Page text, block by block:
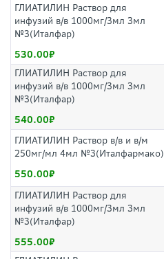
ГЛИАТИЛИН Раствор для
инфузий в/в 1000мг/3мл 3мл
№3(Италфар)
530.00
ГЛИАТИЛИН Раствор для
инфузий в/в 1000мг/3мл 3мл
№3(Италфар)
540.00
ГЛИАТИЛИН Раствор в/в и в/м
250мг/мл 4мл №3(Италфармако)
550.00
ГЛИАТИЛИН Раствор для
инфузий в/в 1000мг/3мл 3мл
№3(Италфар)
555.00